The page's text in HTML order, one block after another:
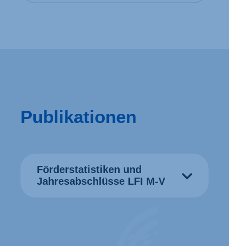
Publikationen
Förderstatistiken und
Jahresabschlüsse LFI M-V